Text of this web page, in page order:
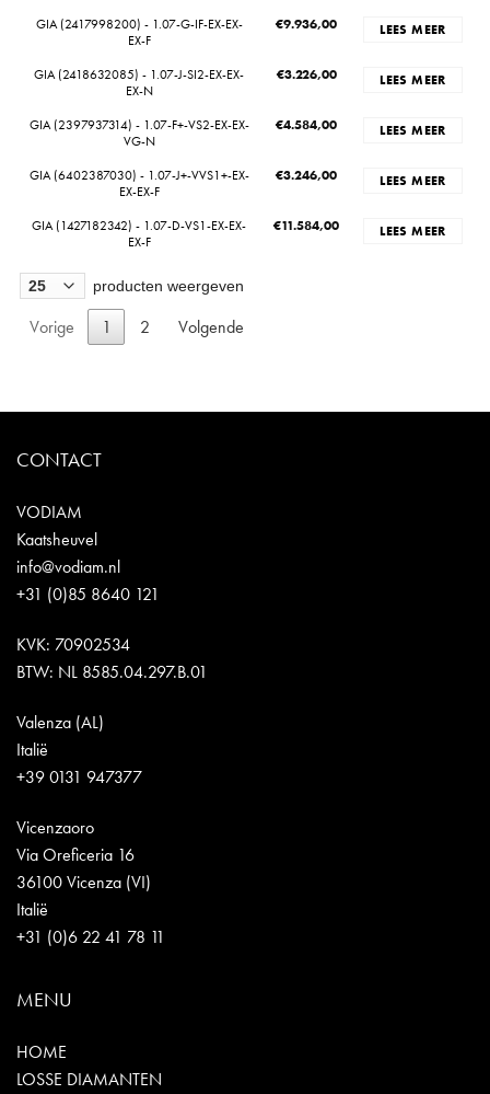
GIA (2417998200) - 1.07-G-IF-EX-EX-
EX-F
€9.936,00 LEES MEER
GIA (2418632085) - 1.07-J-SI2-EX-EX-
EX-N
€3.226,00 LEES MEER
GIA (2397937314) - 1.07-F+-VS2-EX-EX-
VG-N
€4.584,00 LEES MEER
GIA (6402387030) - 1.07-J+-VVS1+-EX-
EX-EX-F
€3.246,00 LEES MEER
GIA (1427182342) - 1.07-D-VS1-EX-EX-
EX-F
€11.584,00 LEES MEER
producten weergeven
Vorige 1 2 Volgende
CONTACT
VODIAM
Kaatsheuvel
info@vodiam.nl
+31 (0)85 8640 121
KVK: 70902534
BTW: NL 8585.04.297.B.01
Valenza (AL)
Italië
+39 0131 947377
Vicenzaoro
Via Oreficeria 16
36100 Vicenza (VI)
Italië
+31 (0)6 22 41 78 11
MENU
HOME
LOSSE DIAMANTEN